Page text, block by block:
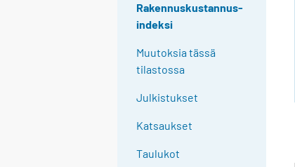
Rakennuskustannus-
indeksi
Muutoksia tässä
tilastossa
Julkistukset
Katsaukset
Taulukot